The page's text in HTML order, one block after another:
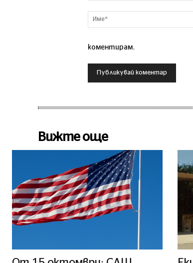
коментирам.
Вижте още